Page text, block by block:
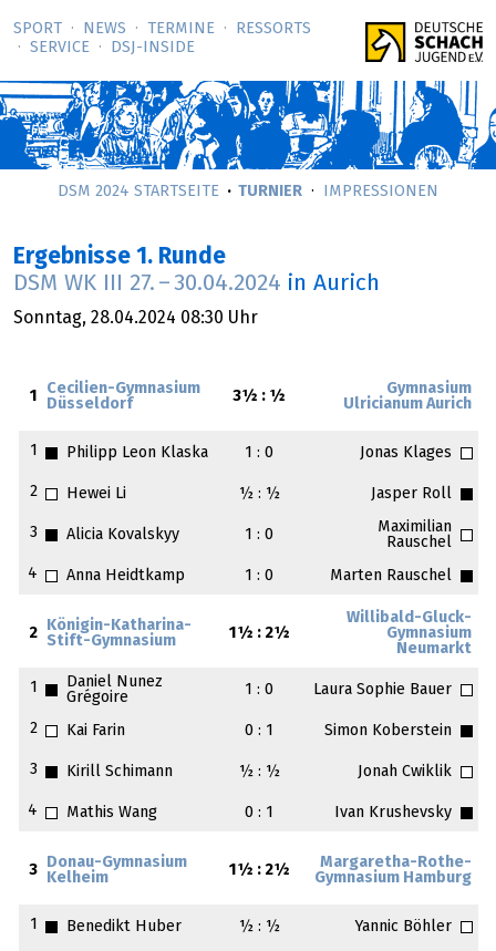
SPORT NEWS TERMINE
RESSORTS
SERVICE
DSJ-­INSIDE
DSM 2024 STARTSEITE TURNIER IMPRESSIONEN
Ergebnisse 1. Runde
DSM WK III 27. – 30.04.2024 in Aurich
Sonntag, 28.04.2024 08:30 Uhr
1
Cecilien-Gymnasium
Düsseldorf
3½ : ½
Gymnasium
Ulricianum Aurich
1 Philipp Leon Klaska 1 : 0 Jonas Klages
2 Hewei Li ½ : ½ Jasper Roll
3 Alicia Kovalskyy 1 : 0
Maximilian
Rauschel
4
Anna Heidtkamp 1 : 0 Marten Rauschel
2
Königin-Katharina-
Stift-Gymnasium
1½ : 2½
Willibald-Gluck-
Gymnasium
Neumarkt
1
Daniel Nunez
Grégoire
1 : 0 Laura Sophie Bauer
2 Kai Farin 0 : 1 Simon Koberstein
3 Kirill Schimann ½ : ½ Jonah Cwiklik
4 Mathis Wang 0 : 1 Ivan Krushevsky
3
Donau-Gymnasium
Kelheim
1½ : 2½
Margaretha-Rothe-
Gymnasium Hamburg
1 Benedikt Huber ½ : ½ Yannic Böhler